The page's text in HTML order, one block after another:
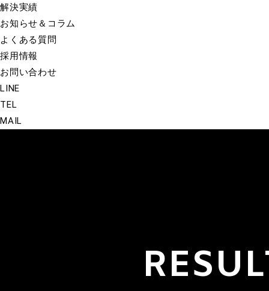
解決実績
お知らせ＆コラム
よくある質問
採用情報
お問い合わせ
LINE
TEL
MAIL